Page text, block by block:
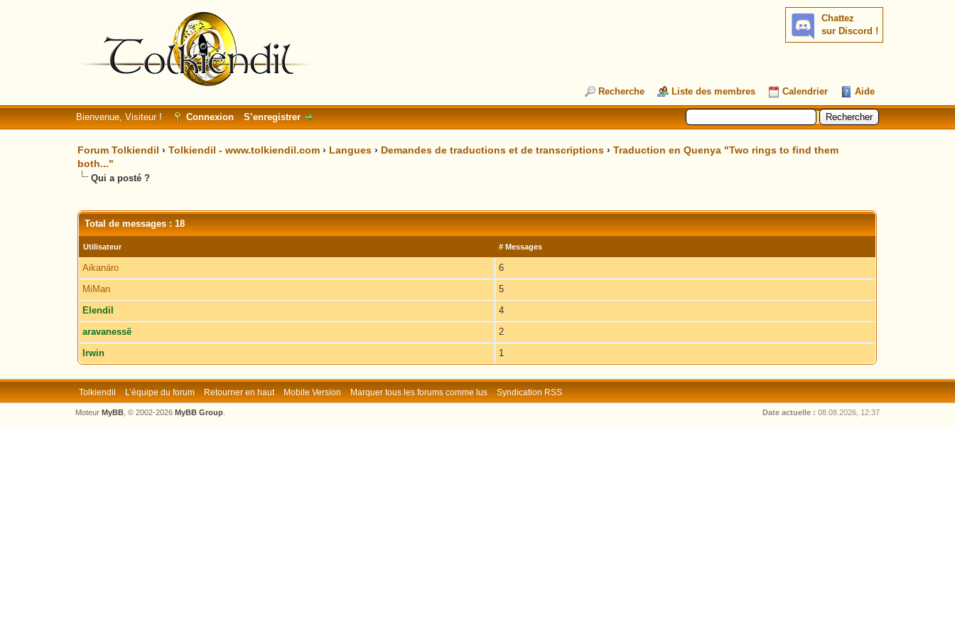
Chattez
sur Discord !
Recherche Liste des membres Calendrier Aide
Bienvenue, Visiteur ! Connexion S’enregistrer
Forum Tolkiendil ›Tolkiendil - www.tolkiendil.com › Langues › Demandes de traductions et de transcriptions ›Traduction en Quenya "Two rings to find them
both..."
Qui a posté ?
Total de messages : 18
Utilisateur # Messages
Aikanáro
6
MiMan
5
Elendil
4
aravanessë
2
Irwin
1
Tolkiendil L’équipe du forum Retourner en haut Mobile Version Marquer tous les forums comme lus Syndication RSS
Date actuelle : 08.08.2026, 12:37
Moteur MyBB, © 2002-2026 MyBB Group.